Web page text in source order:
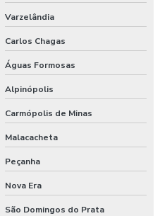
Varzelândia
Carlos Chagas
Águas Formosas
Alpinópolis
Carmópolis de Minas
Malacacheta
Peçanha
Nova Era
São Domingos do Prata